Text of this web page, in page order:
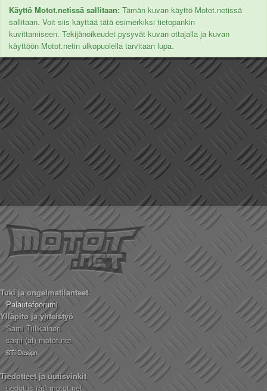
Käyttö Motot.netissä sallitaan: Tämän kuvan käyttö Motot.netissä
sallitaan. Voit siis käyttää tätä esimerkiksi tietopankin
kuvittamiseen. Tekijänoikeudet pysyvät kuvan ottajalla ja kuvan
käyttöön Motot.netin ulkopuolella tarvitaan lupa.
Tuki ja ongelmatilanteet
Palautefoorumi
Ylläpito ja yhteistyö
Sami Tiilikainen
sami (ät) motot.net
STi Design
Tiedotteet ja uutisvinkit
tiedotus (ät) motot.net